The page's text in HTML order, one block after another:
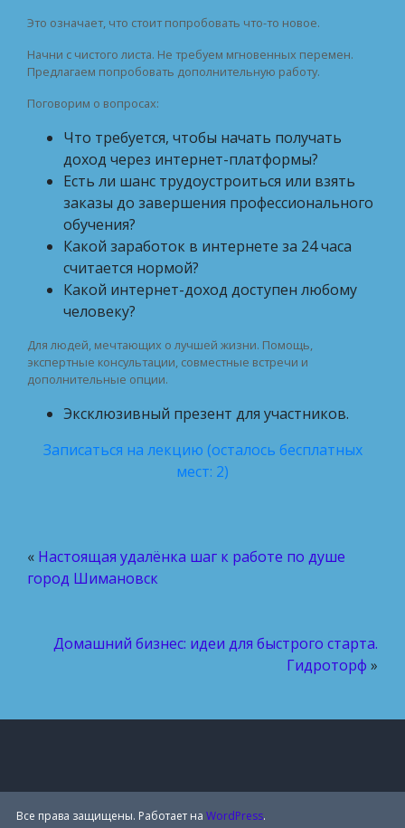
Это означает, что стоит попробовать что-то новое.
Начни с чистого листа. Не требуем мгновенных перемен.
Предлагаем попробовать дополнительную работу.
Поговорим о вопросах:
Что требуется, чтобы начать получать
доход через интернет-платформы?
Есть ли шанс трудоустроиться или взять
заказы до завершения профессионального
обучения?
Какой заработок в интернете за 24 часа
считается нормой?
Какой интернет-доход доступен любому
человеку?
Для людей, мечтающих о лучшей жизни. Помощь,
экспертные консультации, совместные встречи и
дополнительные опции.
Эксклюзивный презент для участников.
Записаться на лекцию (осталось бесплатных
мест: 2)
« Настоящая удалёнка шаг к работе по душе
город Шимановск
Домашний бизнес: идеи для быстрого старта.
Гидроторф »
Все права защищены. Работает на WordPress.